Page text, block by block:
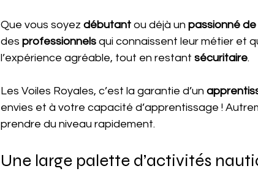
Que vous soyez débutant ou déjà un passionné de
des professionnels qui connaissent leur métier et
l’expérience agréable, tout en restant sécuritaire.
Les Voiles Royales, c’est la garantie d’un
envies et à votre capacité d’apprentissage !
prendre du niveau rapidement.
Une large palette d’activités